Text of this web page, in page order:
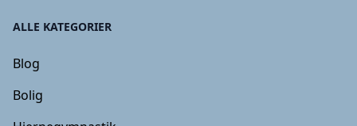
ALLE KATEGORIER
Blog
Bolig